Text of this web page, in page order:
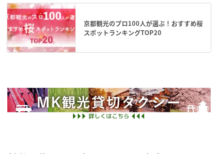
京都観光のプロ100人が選ぶ！おすすめ桜
スポットランキングTOP20